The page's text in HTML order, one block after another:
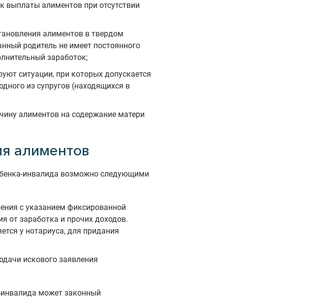
алиментов при отсутствии
алиментов в твердом
родитель не имеет постоянного
заработок;
ситуации, при которых допускается
из супругов (находящихся в
алиментов на содержание матери
алиментов
инвалида возможно следующими
с указанием фиксированной
от заработка и прочих доходов.
у нотариуса, для придания
искового заявления
может законный